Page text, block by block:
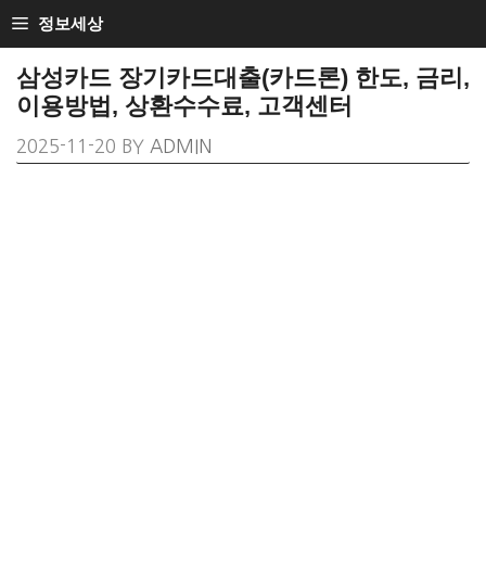
SKIP
TO
CONTENT
정보세상
삼성카드 장기카드대출(카드론) 한도, 금리,
이용방법, 상환수수료, 고객센터
2025-11-20 BY ADMIN